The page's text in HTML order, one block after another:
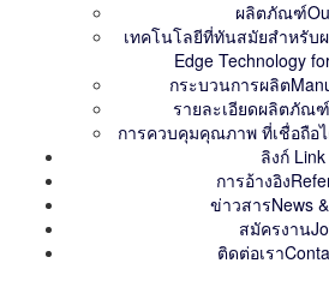
ผลิตภัณฑ์
เทคโนโลยีที่ทันสมัยสำหรั
Edge Technology
กระบวนการผลิต
รายละเอียดผลิตภัณฑ์
การควบคุมคุณภาพ ที่เชื่อถือ
ลิงก์ Link
การอ้างอิง
ข่าวสารNews
สมัครงาน
ติดต่อเรา